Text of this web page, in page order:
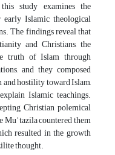
study examines the
Islamic theological
The findings reveal that
and Christians, the
truth of Islam through
and they composed
hostility toward Islam,
Islamic teachings.
Christian polemical
Muʿtazila countered them
resulted in the growth
thought.